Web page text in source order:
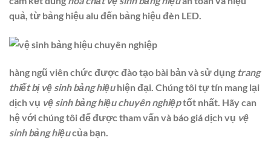
quả, từ bảng hiệu alu đến bảng hiệu đèn LED.
hàng ngũ viên chức được đào tạo bài bản và sử dụng trang
thiết bị vệ sinh bảng hiệuhiện đại. Chúng tôi tự tín mang lại
dịch vụ vệ sinh bảng hiệu chuyên nghiệptốt nhất. Hãy can
hệ với chúng tôi để được tham vấn và báo giá dịch vụ vệ
sinh bảng hiệucủa bạn.